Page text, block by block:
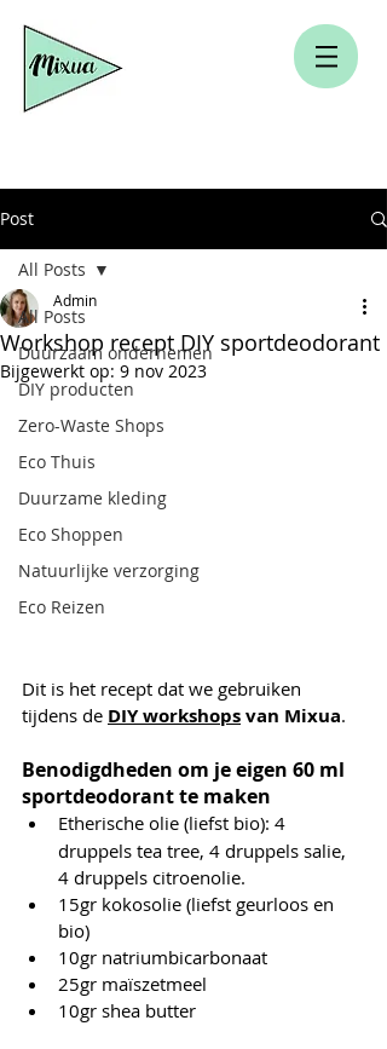
Post
All Posts
Duurzaam ondernemen
DIY producten
Zero-Waste Shops
Eco Thuis
Duurzame kleding
Eco Shoppen
Natuurlijke verzorging
Eco Reizen
All Posts
Workshop recept DIY sportdeodorant
Admin
Bijgewerkt op: 9 nov 2023
Dit is het recept dat we gebruiken
tijdens de DIY workshops van Mixua.
Benodigdheden om je eigen 60 ml
sportdeodorant te maken
Etherische olie (liefst bio): 4
druppels tea tree, 4 druppels salie,
4 druppels citroenolie.
15gr kokosolie (liefst geurloos en
bio)
10gr natriumbicarbonaat
25gr maïszetmeel
10gr shea butter